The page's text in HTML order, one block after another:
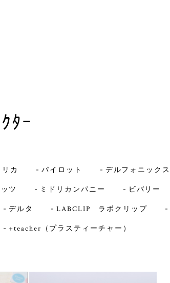
ﾀｰ
カ パイロット デルフォニックス
ツ ミドリカンパニー ビバリー
デルタ LABCLIP ラボクリップ
+teacher（プラスティーチャー）